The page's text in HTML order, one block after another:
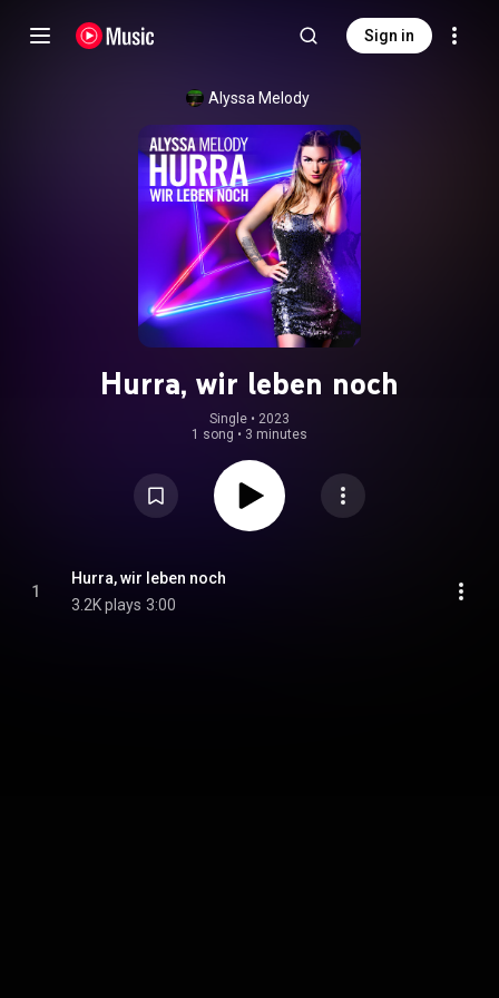
Sign in
Alyssa Melody
Hurra, wir leben noch
Single • 2023
1 song • 3 minutes
1
Hurra, wir leben noch
3.2K plays 3:00